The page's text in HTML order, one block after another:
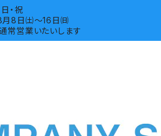
・祝
月8日㈯～16日㈰
常営業いたいします